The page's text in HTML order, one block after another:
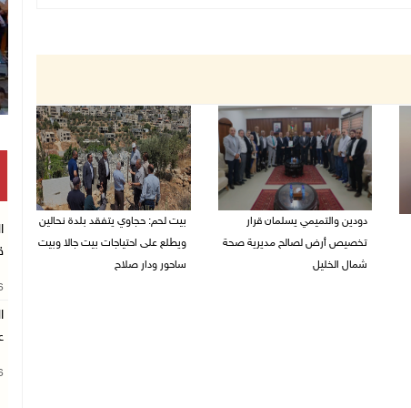
دودين والتميمي يسلمان قرار
تخصيص أرض لصالح مديرية صحة
شمال الخليل
بيت لحم: حجاوي يتفقد بلدة نحالين
ويطلع على احتياجات بيت جالا وبيت
ساحور ودار صلاح